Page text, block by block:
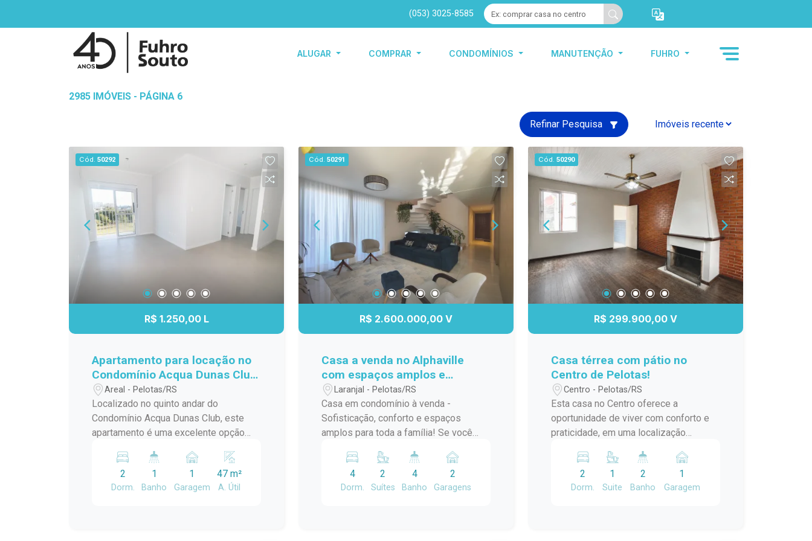
(053) 3025-8585
ALUGAR COMPRAR CONDOMÍNIOS MANUTENÇÃO FUHRO
2985 IMÓVEIS - PÁGINA 6
Refinar Pesquisa
Cód. 50292
R$ 1.250,00 L
Apartamento para locação no
Condomínio Acqua Dunas Club
Conforto, lazer e excelente
localização
Areal - Pelotas/RS
Localizado no quinto andar do
Condomínio Acqua Dunas Club, este
apartamento é uma excelente opção
segurança e qualidade de vida. Com
ambientes bem distribuídos, sacada
com churrasqueira e uma infraestrutura
2
Dorm.
1
Banho
1
Garagem
47 m²
A. Útil
Cód. 50291
R$ 2.600.000,00 V
Casa a venda no Alphaville
com espaços amplos e
hidromassagem.
Laranjal - Pelotas/RS
Casa em condomínio à venda -
Sofisticação, conforto e espaços
amplos para toda a família! Se você
privacidade e qualidade de vida, esta
belíssima casa em condomínio é a
escolha perfeita! Com um projeto
4
Dorm.
2
Suítes
4
Banho
2
Garagens
Cód. 50290
R$ 299.900,00 V
Casa térrea com pátio no
Centro de Pelotas!
Centro - Pelotas/RS
Esta casa no Centro oferece a
oportunidade de viver com conforto e
praticidade, em uma localização
precisa. Um diferencial importante: a
casa conta com um pátio, algo cada vez
mais raro no Centro da cidade!
2
Dorm.
1
Suite
2
Banho
1
Garagem